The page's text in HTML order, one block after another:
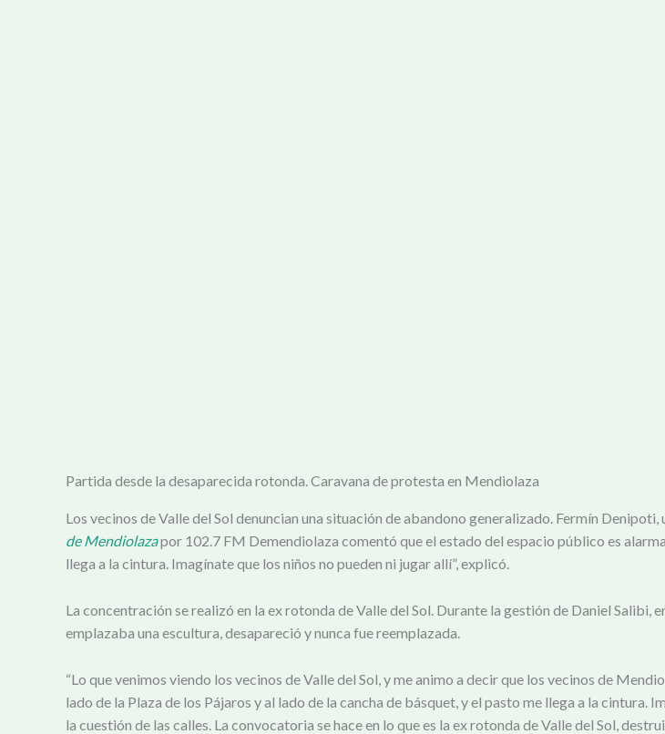
Partida desde la desaparecida rotonda. Caravana de protesta en Mendiolaza
Los vecinos de Valle del Sol denuncian una situación de abandono generalizado. Fermín
de Mendiolazapor 102.7 FM Demendiolaza comentó que el estado del espacio público es
llega a la cintura. Imagínate que los niños no pueden ni jugar allí”, explicó.
La concentración se realizó en la ex rotonda de Valle del Sol. Durante la gestión de Daniel
emplazaba una escultura, desapareció y nunca fue reemplazada.
“Lo que venimos viendo los vecinos de Valle del Sol, y me animo a decir que los vecinos de
lado de la Plaza de los Pájaros y al lado de la cancha de básquet, y el pasto me llega a la
la cuestión de las calles. La convocatoria se hace en lo que es la ex rotonda de Valle del Sol,